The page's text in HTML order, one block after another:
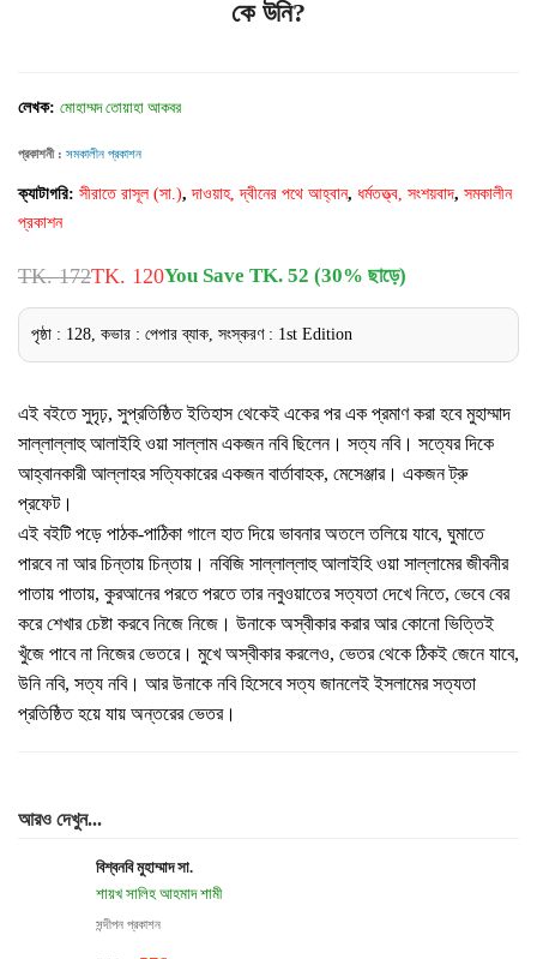
কে উনি?
লেখক: মোহাম্মদ তোয়াহা আকবর
প্রকাশনী : সমকালীন প্রকাশন
ক্যাটাগরি: সীরাতে রাসূল (সা.),দাওয়াহ, দ্বীনের পথে আহ্বান, ধর্মতত্ত্ব, সংশয়বাদ, সমকালীন
প্রকাশন
TK. 172TK. 120You Save TK. 52 (30% ছাড়ে)
পৃষ্ঠা : 128, কভার : পেপার ব্যাক, সংস্করণ : 1st Edition
এই বইতে সুদৃঢ়, সুপ্রতিষ্ঠিত ইতিহাস থেকেই একের পর এক প্রমাণ করা হবে মুহাম্মাদ
সাল্লাল্লাহু আলাইহি ওয়া সাল্লাম একজন নবি ছিলেন। সত্য নবি। সত্যের দিকে
আহ্বানকারী আল্লাহর সত্যিকারের একজন বার্তাবাহক, মেসেঞ্জার। একজন ট্রু
প্রফেট।
এই বইটি পড়ে পাঠক-পাঠিকা গালে হাত দিয়ে ভাবনার অতলে তলিয়ে যাবে, ঘুমাতে
পারবে না আর চিন্তায় চিন্তায়। নবিজি সাল্লাল্লাহু আলাইহি ওয়া সাল্লামের জীবনীর
পাতায় পাতায়, কুরআনের পরতে পরতে তার নবুওয়াতের সত্যতা দেখে নিতে, ভেবে বের
করে শেখার চেষ্টা করবে নিজে নিজে। উনাকে অস্বীকার করার আর কোনো ভিত্তিই
খুঁজে পাবে না নিজের ভেতরে। মুখে অস্বীকার করলেও, ভেতর থেকে ঠিকই জেনে যাবে,
উনি নবি, সত্য নবি। আর উনাকে নবি হিসেবে সত্য জানলেই ইসলামের সত্যতা
প্রতিষ্ঠিত হয়ে যায় অন্তরের ভেতর।
আরও দেখুন...
বিশ্বনবি মুহাম্মাদ সা.
শায়খ সালিহ আহমাদ শামী
সন্দীপন প্রকাশন